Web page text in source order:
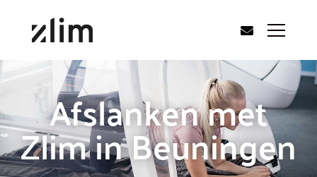
Afslanken met
Zlim in Beuningen